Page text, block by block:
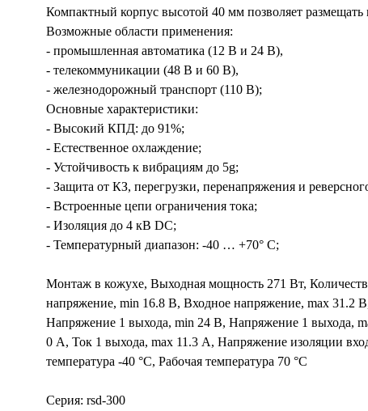
Компактный корпус высотой 40 мм позволяет размещать
Возможные области применения:
- промышленная автоматика (12 В и 24 В),
- телекоммуникации (48 В и 60 В),
- железнодорожный транспорт (110 В);
Основные характеристики:
- Высокий КПД: до 91%;
- Естественное охлаждение;
- Устойчивость к вибрациям до 5g;
- Защита от КЗ, перегрузки, перенапряжения и
- Встроенные цепи ограничения тока;
- Изоляция до 4 кВ DC;
- Температурный диапазон: -40 … +70° С;
Монтаж в кожухе, Выходная мощность 271 Вт,
напряжение, min 16.8 В, Входное напряжение, max 31.2
Напряжение 1 выхода, min 24 В, Напряжение 1 выхода,
0 А, Ток 1 выхода, max 11.3 А, Напряжение изоляции
температура -40 °C, Рабочая температура 70 °C
Серия: rsd-300